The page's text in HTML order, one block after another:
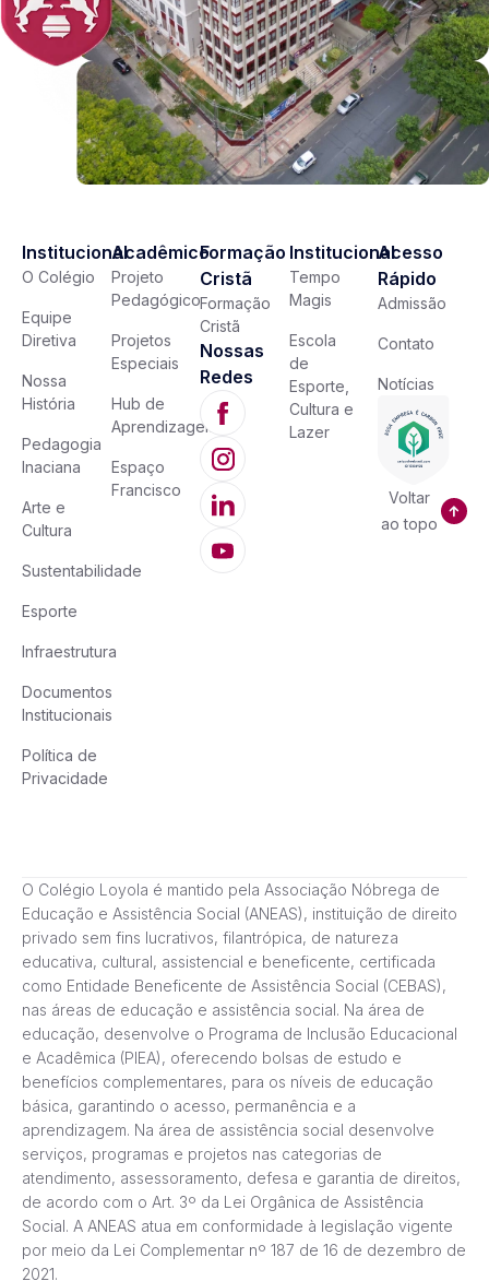
Institucional
O Colégio
Equipe
Diretiva
Nossa
História
Pedagogia
Inaciana
Arte e
Cultura
Sustentabilidade
Esporte
Infraestrutura
Documentos
Institucionais
Política de
Privacidade
Acadêmico
Projeto
Pedagógico
Projetos
Especiais
Hub de
Aprendizagem
Espaço
Francisco
Formação
Cristã
Formação
Cristã
Nossas
Redes
Institucional
Tempo
Magis
Escola
de
Esporte,
Cultura e
Lazer
Acesso
Rápido
Admissão
Contato
Notícias
Voltar
ao topo
O Colégio Loyola é mantido pela Associação Nóbrega de
Educação e Assistência Social (ANEAS), instituição de direito
privado sem fins lucrativos, filantrópica, de natureza
educativa, cultural, assistencial e beneficente, certificada
como Entidade Beneficente de Assistência Social (CEBAS),
nas áreas de educação e assistência social. Na área de
educação, desenvolve o Programa de Inclusão Educacional
e Acadêmica (PIEA), oferecendo bolsas de estudo e
benefícios complementares, para os níveis de educação
básica, garantindo o acesso, permanência e a
aprendizagem. Na área de assistência social desenvolve
serviços, programas e projetos nas categorias de
atendimento, assessoramento, defesa e garantia de direitos,
de acordo com o Art. 3º da Lei Orgânica de Assistência
Social. A ANEAS atua em conformidade à legislação vigente
por meio da Lei Complementar nº 187 de 16 de dezembro de
2021.